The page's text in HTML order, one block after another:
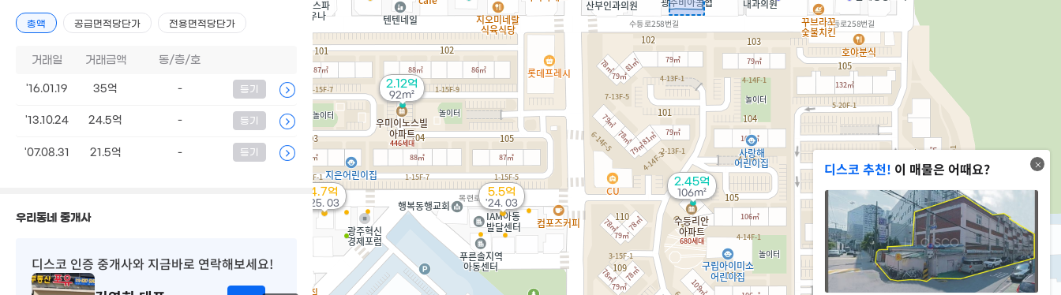
2.43억
114m²
2.12억
92m²
2.45억
106m²
4.7억
'25. 03
5.5억
'24. 03
디스코 추천! 이 매물은 어때요?
총액 공급면적당단가 전용면적당단가
거래일 거래금액 동/층/호
'16.01.19 35억 - 등기
'13.10.24 24.5억 - 등기
'07.08.31 21.5억 - 등기
우리동네 중개사
디스코 인증 중개사와 지금바로 연락해보세요!